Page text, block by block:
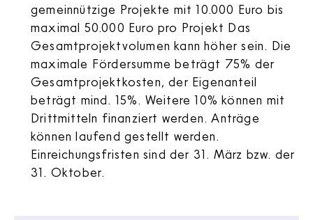
gemeinnützige Projekte mit 10.000 Euro bis
maximal 50.000 Euro pro Projekt Das
Gesamtprojektvolumen kann höher sein. Die
maximale Fördersumme beträgt 75% der
Gesamtprojektkosten, der Eigenanteil
beträgt mind. 15%. Weitere 10% können mit
Drittmitteln finanziert werden. Anträge
können laufend gestellt werden.
Einreichungsfristen sind der 31. März bzw. der
31. Oktober.